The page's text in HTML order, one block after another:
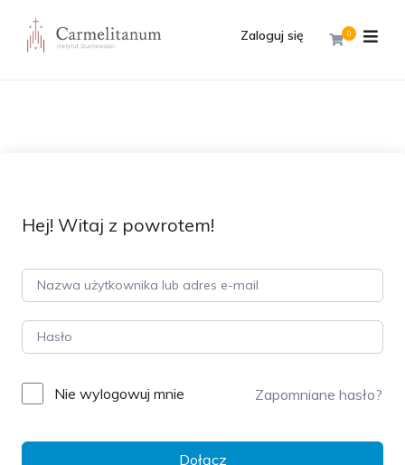
0
Zaloguj się
Hej! Witaj z powrotem!
Nie wylogowuj mnie Zapomniane hasło?
Dołącz